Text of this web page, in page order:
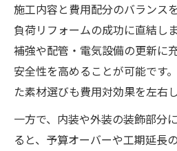
施工内容と費用配分のバランス
負荷リフォームの成功に直結し
補強や配管・電気設備の更新に
安全性を高めることが可能です
た素材選びも費用対効果を左右し
一方で、内装や外装の装飾部分
ると、予算オーバーや工期延長